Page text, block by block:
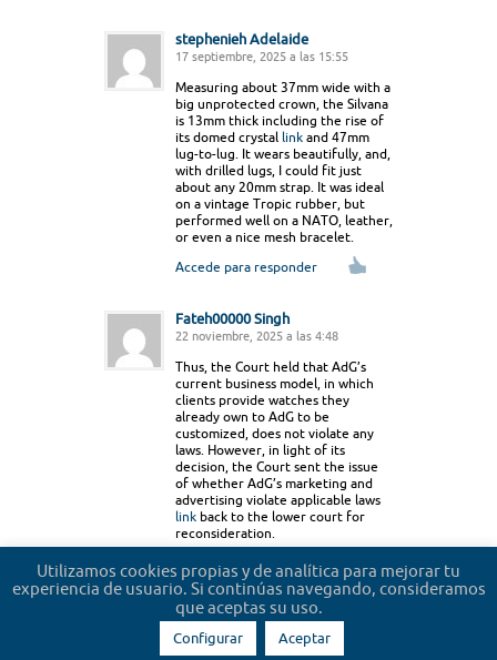
stephenieh Adelaide
17 septiembre, 2025 a las 15:55
Measuring about 37mm wide with a
big unprotected crown, the Silvana
is 13mm thick including the rise of
its domed crystal link and 47mm
lug-to-lug. It wears beautifully, and,
with drilled lugs, I could fit just
about any 20mm strap. It was ideal
on a vintage Tropic rubber, but
performed well on a NATO, leather,
or even a nice mesh bracelet.
Accede para responder
Fateh00000 Singh
22 noviembre, 2025 a las 4:48
Thus, the Court held that AdG’s
current business model, in which
clients provide watches they
already own to AdG to be
customized, does not violate any
laws. However, in light of its
decision, the Court sent the issue
of whether AdG’s marketing and
advertising violate applicable laws
link back to the lower court for
reconsideration.
Accede para responder
Utilizamos cookies propias y de analítica para mejorar tu
experiencia de usuario. Si continúas navegando, consideramos
que aceptas su uso.
Configurar Aceptar